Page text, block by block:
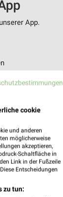
App.
cookie
und anderen
möglicherweise
akzeptieren,
Schaltfläche in
Link in der Fußzeile
Entscheidungen
zu tun: